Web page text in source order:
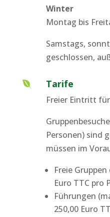
Winter
Montag bis
Samstags,
geschlossen,
 Tarife
Freier Eintritt
Personen) sind
müssen im
Freie
Euro TTC pro
Führungen
250,00 Euro